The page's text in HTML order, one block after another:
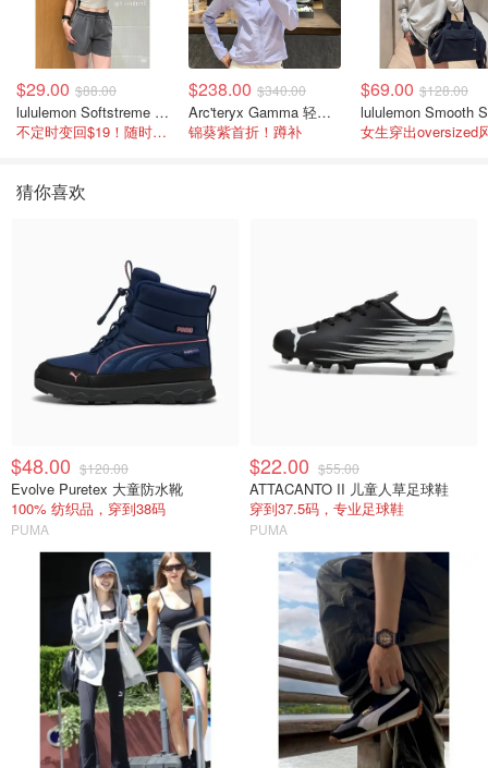
$29.00 $88.00
lululemon Softstreme 女士高腰短裤 10cm
不定时变回$19！随时点进来看
$238.00 $340.00
Arc'teryx Gamma 轻量连帽卫衣 女款
锦葵紫首折！蹲补
$69.00 $128.00
女生穿出oversized
猜你喜欢
$48.00 $120.00
Evolve Puretex 大童防水靴
100% 纺织品，穿到38码
PUMA
$22.00 $55.00
ATTACANTO II 儿童人草足球鞋
穿到37.5码，专业足球鞋
PUMA